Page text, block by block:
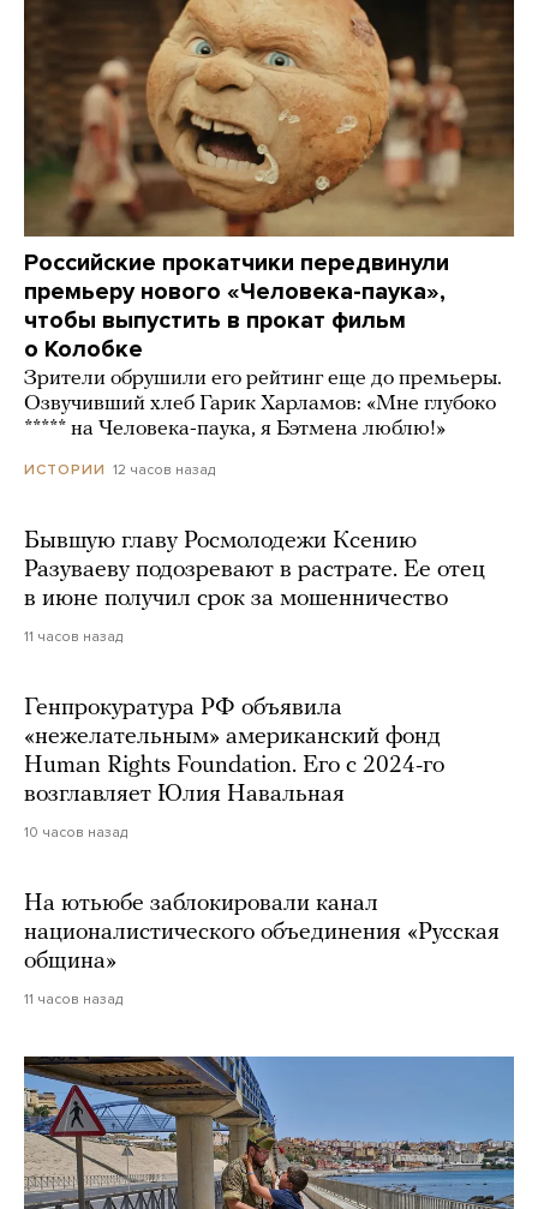
Российские прокатчики передвинули
премьеру нового «Человека-паука»,
чтобы выпустить в прокат фильм
о Колобке
Зрители обрушили его рейтинг еще до премьеры.
Озвучивший хлеб Гарик Харламов: «Мне глубоко
***** на Человека-паука, я Бэтмена люблю!»
ИСТОРИИ 12 часов назад
Бывшую главу Росмолодежи Ксению
Разуваеву подозревают в растрате. Ее отец
в июне получил срок за мошенничество
11 часов назад
Генпрокуратура РФ объявила
«нежелательным» американский фонд
Human Rights Foundation. Его с 2024-го
возглавляет Юлия Навальная
10 часов назад
На ютьюбе заблокировали канал
националистического объединения «Русская
община»
11 часов назад